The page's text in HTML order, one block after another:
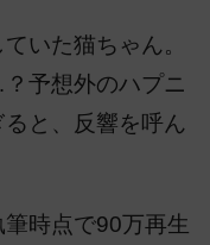
いた猫ちゃん。
予想外のハプニ
と、反響を呼ん
時点で90万再生